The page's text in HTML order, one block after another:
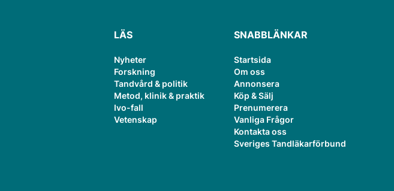
LÄS
Nyheter
Forskning
Tandvård & politik
Metod, klinik & praktik
Ivo-fall
Vetenskap
SNABBLÄNKAR
Startsida
Om oss
Annonsera
Köp & Sälj
Prenumerera
Vanliga Frågor
Kontakta oss
Sveriges Tandläkarförbund